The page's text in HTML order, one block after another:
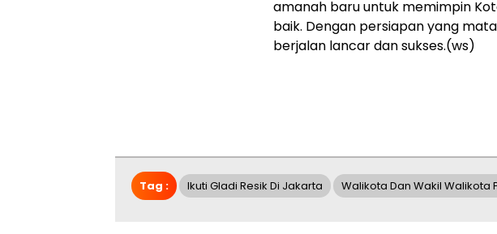
amanah baru untuk memimpin
baik. Dengan persiapan yang
berjalan lancar dan sukses.(ws)
Tag : Ikuti Gladi Resik Di Jakarta Walikota Dan Wakil Walikota